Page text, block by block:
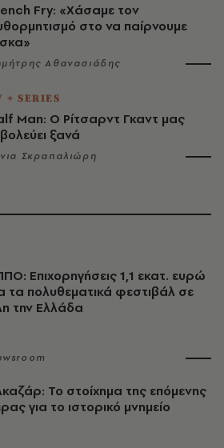
Fry: «Χάσαμε τον
στο να παίρνουμε
Αθανασιάδης
+ SERIES
Man: Ο Ρίτσαρντ Γκαντ μας
ξανά
Σκραπαλιώρη
Επιχορηγήσεις 1,1 εκατ. ευρώ
τα πολυθεματικά φεστιβάλ σε
την Ελλάδα
Το στοίχημα της επόμενης
για το ιστορικό μνημείο